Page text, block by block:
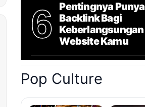
6
Pentingnya Punya
Backlink Bagi
Keberlangsungan
Website Kamu
Pop Culture